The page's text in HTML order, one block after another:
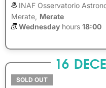
INAF Osservatorio
Merate, Merate
Wednesday hours 18:00
16
SOLD OUT